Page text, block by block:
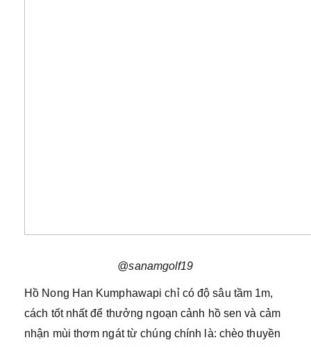
@sanamgolf19
Hồ Nong Han Kumphawapi chỉ có độ sâu tầm 1m,
cách tốt nhất để thưởng ngoạn cảnh hồ sen và cảm
nhận mùi thơm ngát từ chúng chính là: chèo thuyền